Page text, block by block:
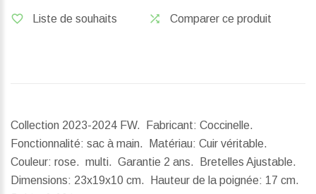
Liste de souhaits Comparer ce produit
Collection 2023-2024 FW. Fabricant: Coccinelle.
Fonctionnalité: sac à main. Matériau: Cuir véritable.
Couleur: rose. multi. Garantie 2 ans. Bretelles Ajustable.
Dimensions: 23x19x10 cm. Hauteur de la poignée: 17 cm.